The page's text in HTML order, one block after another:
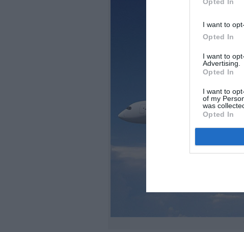
I want to
Opted In
I want to
Advertising.
Opted In
I want to
of my
was
Opted In